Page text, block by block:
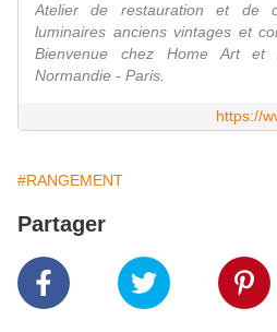
Atelier de restauration et de
luminaires anciens vintages et
Bienvenue chez Home Art et
Normandie - Paris.
https://
#RANGEMENT
Partager